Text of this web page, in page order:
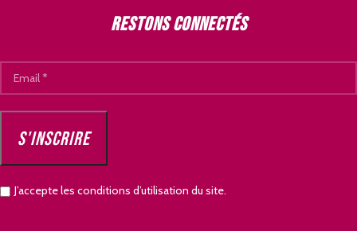
Restons connectés
J’accepte les conditions d’utilisation du site.